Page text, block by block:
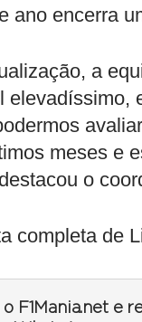
ano encerra
a
elevadíssimo,
meses e
o
completa de
o F1Mania.net e